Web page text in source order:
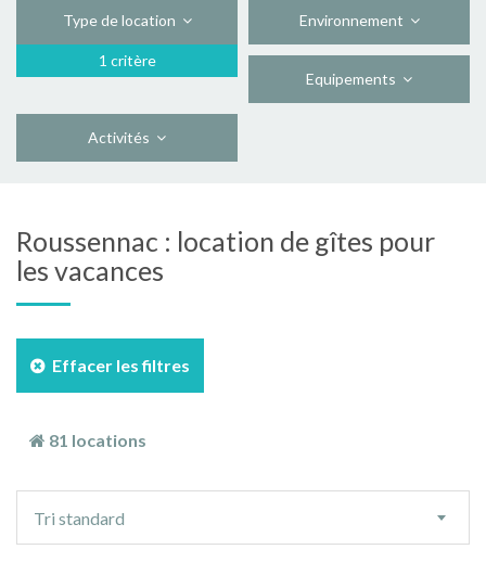
Type de location
1 critère
Environnement
Equipements
Activités
Roussennac : location de gîtes pour
les vacances
Effacer les filtres
81 locations
tri
Tri standard